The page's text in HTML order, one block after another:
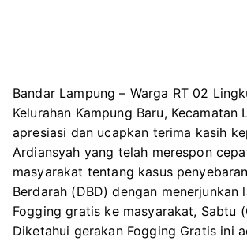
Bandar Lampung – Warga RT 02
Kelurahan Kampung Baru, Kecamatan
apresiasi dan ucapkan terima kasih
Ardiansyah yang telah merespon
masyarakat tentang kasus
Berdarah (DBD) dengan menerjunkan
Fogging gratis ke masyarakat, Sabtu
Diketahui gerakan Fogging Gratis ini